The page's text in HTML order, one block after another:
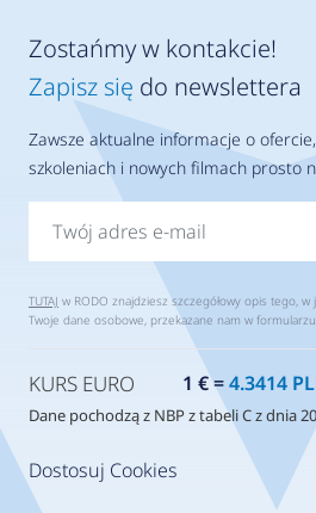
Dostosuj Cookies
Zostańmy w kontakcie!
Zapisz się do newslettera
Zawsze aktualne informacje o
szkoleniach i nowych filmach prosto
TUTAJ w RODO znajdziesz szczegółowy opis tego,
Twoje dane osobowe, przekazane nam w
KURS EURO 1 € =4.3414
Dane pochodzą z NBP z tabeli C z dnia